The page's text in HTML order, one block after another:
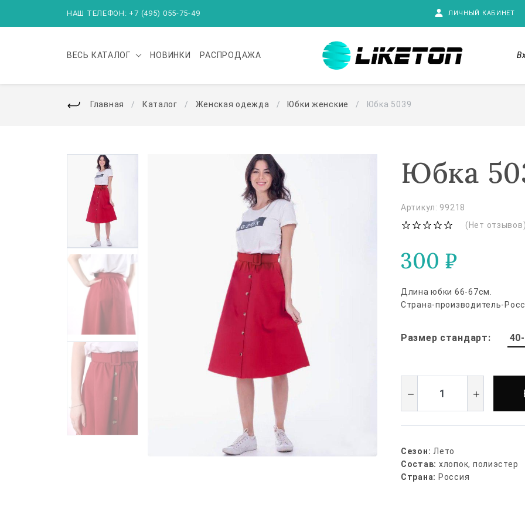
НАШ ТЕЛЕФОН: +7 (495) 055-75-49 ЛИЧНЫЙ КАБИНЕТ
ВЕСЬ КАТАЛОГ НОВИНКИ РАСПРОДАЖА
Главная Каталог Женская одежда Юбки женские Юбка 5039
Юбка
Артикул: 99218
(Нет отзывов)
300 ₽
Длина юбки 66-67см.
Страна-производитель-
Размер стандарт:
Сезон: Лето
Состав: хлопок, полиэстер
Страна: Россия